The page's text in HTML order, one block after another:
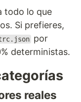
todo lo que
Si prefieres,
por
deterministas.
reales